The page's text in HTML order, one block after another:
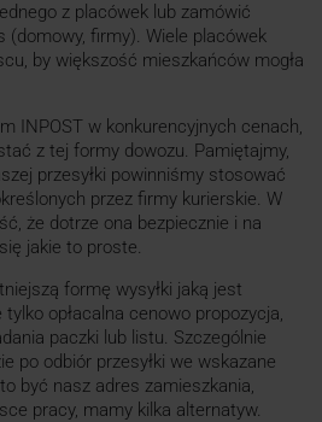
z placówek lub zamówić
(domowy, firmy). Wiele placówek
by większość mieszkańców mogła
INPOST w konkurencyjnych cenach,
z tej formy dowozu. Pamiętajmy,
przesyłki powinniśmy stosować
przez firmy kurierskie. W
że dotrze ona bezpiecznie i na
jakie to proste.
formę wysyłki jaką jest
opłacalna cenowo propozycja,
paczki lub listu. Szczególnie
po odbiór przesyłki we wskazane
być nasz adres zamieszkania,
pracy, mamy kilka alternatyw.